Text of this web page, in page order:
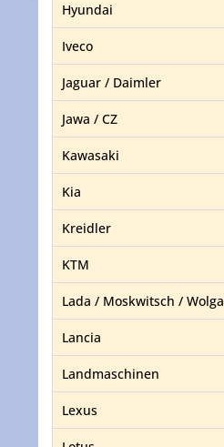
Hyundai
Iveco
Jaguar / Daimler
Jawa / CZ
Kawasaki
Kia
Kreidler
KTM
Lada / Moskwitsch / Wolga
Lancia
Landmaschinen
Lexus